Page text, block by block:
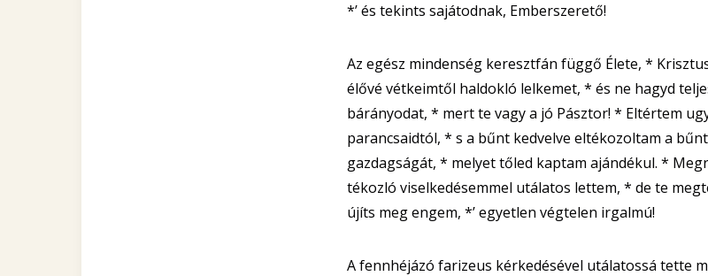
*’ és tekints sajátodnak, Emberszerető!
Az egész mindenség keresztfán függő Élete, *
élővé vétkeimtől haldokló lelkemet, * és ne hagyd
bárányodat, * mert te vagy a jó Pásztor! * Eltértem
parancsaidtól, * s a bűnt kedvelve eltékozoltam a
gazdagságát, * melyet tőled kaptam ajándékul. *
tékozló viselkedésemmel utálatos lettem, * de te
újíts meg engem, *’ egyetlen végtelen irgalmú!
A fennhéjázó farizeus kérkedésével utálatossá tette